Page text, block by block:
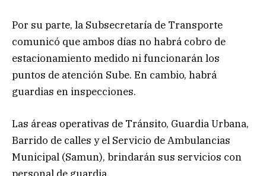
Por su parte, la Subsecretaría de Transporte
comunicó que ambos días no habrá cobro de
estacionamiento medido ni funcionarán los
puntos de atención Sube. En cambio, habrá
guardias en inspecciones.
Las áreas operativas de Tránsito, Guardia Urbana,
Barrido de calles y el Servicio de Ambulancias
Municipal (Samun), brindarán sus servicios con